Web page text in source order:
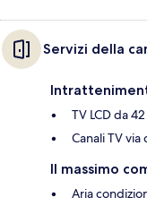
Servizi della
TV LCD da
Canali TV via
Il massimo
Aria